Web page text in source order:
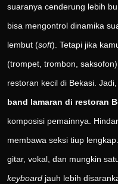
suaranya cenderung lebih
bisa mengontrol dinamika
lembut (soft). Tetapi jika
(trompet, trombon,
restoran kecil di Bekasi.
band lamaran di restoran
komposisi pemainnya.
membawa seksi tiup
gitar, vokal, dan mungkin
keyboard jauh lebih